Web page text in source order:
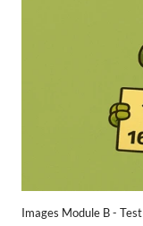
Images Module B - Test